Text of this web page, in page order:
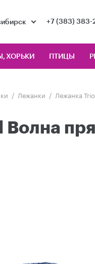
+7 (383) 383-
ХОРЬКИ ПТИЦЫ
Лежанки Лежанка